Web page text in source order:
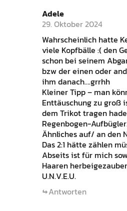
Adele
29. Oktober 2024
Wahrscheinlich hatte
viele Kopfbälle :( den
schon bei seinem
bzw der einen oder
ihm danach….grrhh
Kleiner Tipp – man
Enttäuschung zu groß
dem Trikot tragen
Regenbogen-
Ähnliches auf/ an den
Das 2:1 hätte zählen
Abseits ist für mich
Haaren
U.N.V.E.U.
Antworten